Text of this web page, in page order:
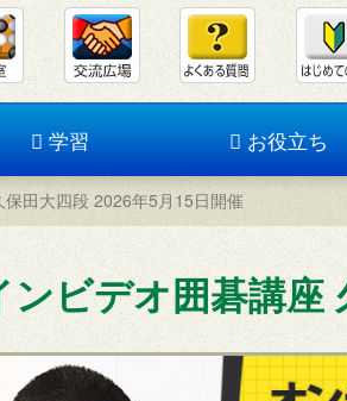
学習 お役立ち
田大四段 2026年5月15日開催
ンビデオ囲碁講座